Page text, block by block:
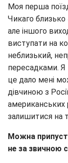
Моя перша
Чикаго
але іншого
виступати на
неблизький,
пересадками.
це дало мені
дівчиною з
американських
залишитися на
Можна
не за звичною